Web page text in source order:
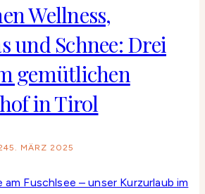
Wellness,
und Schnee: Drei
gemütlichen
in Tirol
5. MÄRZ 2025